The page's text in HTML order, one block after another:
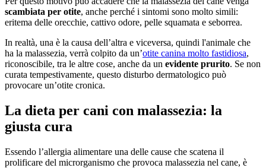
scambiata per otite, anche perché i sintomi sono molto simili:
eritema delle orecchie, cattivo odore, pelle squamata e seborrea.
In realtà, una è la causa dell’altra e viceversa, quindi l'animale che
ha la malassezia, verrà colpito da un’otite canina molto fastidiosa,
riconoscibile, tra le altre cose, anche da un evidente prurito. Se non
curata tempestivamente, questo disturbo dermatologico può
provocare un’otite cronica.
La dieta per cani con malassezia: la
giusta cura
Essendo l’allergia alimentare una delle cause che scatena il
prolificare del microrganismo che provoca malassezia nel cane, è